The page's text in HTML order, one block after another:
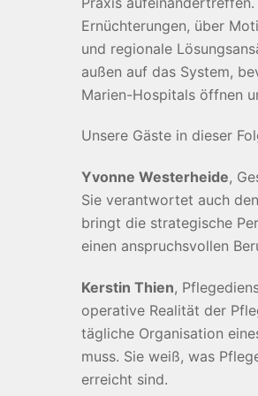
Ernüchterungen, über
und regionale
außen auf das System,
Marien-Hospitals öffnen
Unsere Gäste in dieser
Yvonne Westerheide,
Sie verantwortet auch
bringt die strategische
einen anspruchsvollen
Kerstin Thien,
operative Realität der
tägliche Organisation
muss. Sie weiß, was
erreicht sind.